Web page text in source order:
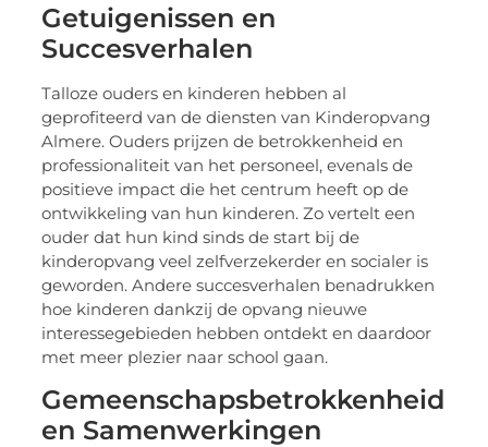
Getuigenissen en
Succesverhalen
Talloze ouders en kinderen hebben al
geprofiteerd van de diensten van Kinderopvang
Almere. Ouders prijzen de betrokkenheid en
professionaliteit van het personeel, evenals de
positieve impact die het centrum heeft op de
ontwikkeling van hun kinderen. Zo vertelt een
ouder dat hun kind sinds de start bij de
kinderopvang veel zelfverzekerder en socialer is
geworden. Andere succesverhalen benadrukken
hoe kinderen dankzij de opvang nieuwe
interessegebieden hebben ontdekt en daardoor
met meer plezier naar school gaan.
Gemeenschapsbetrokkenheid
en Samenwerkingen